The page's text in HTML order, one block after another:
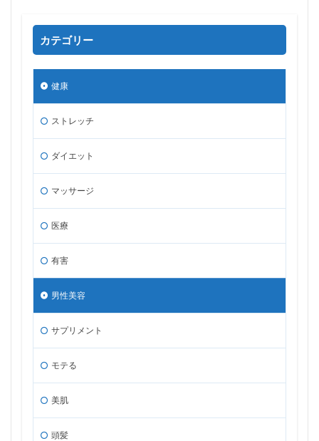
カテゴリー
健康
ストレッチ
ダイエット
マッサージ
医療
有害
男性美容
サプリメント
モテる
美肌
頭髪